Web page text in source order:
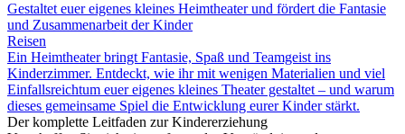
Gestaltet euer eigenes kleines Heimtheater und fördert die Fantasie
und Zusammenarbeit der Kinder
Reisen
Ein Heimtheater bringt Fantasie, Spaß und Teamgeist ins
Kinderzimmer. Entdeckt, wie ihr mit wenigen Materialien und viel
Einfallsreichtum euer eigenes kleines Theater gestaltet – und warum
dieses gemeinsame Spiel die Entwicklung eurer Kinder stärkt.
Der komplette Leitfaden zur Kindererziehung